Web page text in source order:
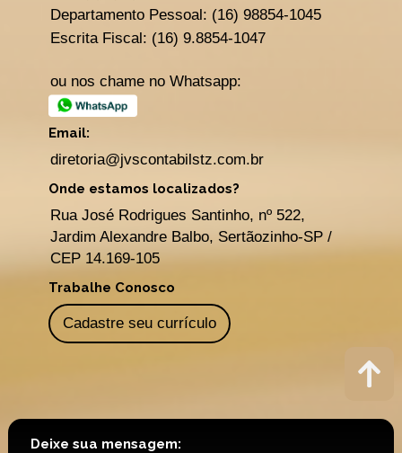
Departamento Pessoal: (16) 98854-1045
Escrita Fiscal: (16) 9.8854-1047
ou nos chame no Whatsapp:
Email:
diretoria@jvscontabilstz.com.br
Onde estamos localizados?
Rua José Rodrigues Santinho, nº 522,
Jardim Alexandre Balbo, Sertãozinho-SP /
CEP 14.169-105
Trabalhe Conosco
Cadastre seu currículo
Deixe sua mensagem: